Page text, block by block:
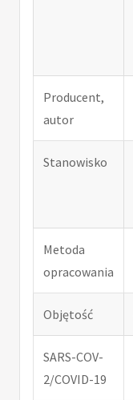
Producent,
autor
Stanowisko
Metoda
opracowania
Objętość
SARS-COV-
2/COVID-19